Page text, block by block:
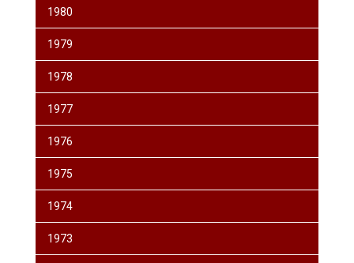
1980
1979
1978
1977
1976
1975
1974
1973